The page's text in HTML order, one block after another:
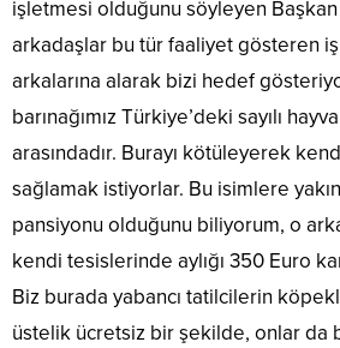
işletmesi olduğunu söyleyen Başkan
arkadaşlar bu tür faaliyet gösteren
arkalarına alarak bizi hedef
barınağımız Türkiye’deki sayılı
arasındadır. Burayı kötüleyerek
sağlamak istiyorlar. Bu isimlere
pansiyonu olduğunu biliyorum, o
kendi tesislerinde aylığı 350 Euro
Biz burada yabancı tatilcilerin
üstelik ücretsiz bir şekilde, onlar da